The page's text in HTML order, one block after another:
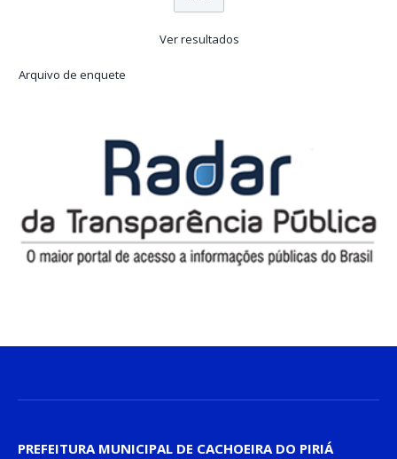
Ver resultados
Arquivo de enquete
PREFEITURA MUNICIPAL DE CACHOEIRA DO PIRIÁ